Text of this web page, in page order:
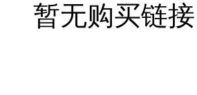
暂无购买链接